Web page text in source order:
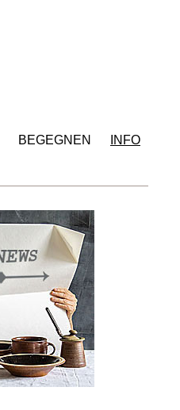
BEGEGNEN INFO